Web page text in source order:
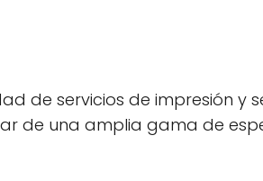
de servicios de impresión y
de una amplia gama de